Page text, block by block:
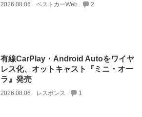
2026.08.06 ベストカーWeb 2
有線CarPlay・Android Autoをワイヤ
レス化、オットキャスト『ミニ・オー
ラ』発売
2026.08.06 レスポンス 1